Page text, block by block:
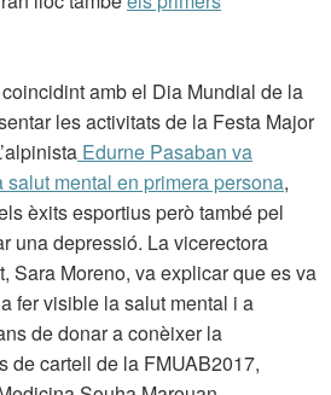
amb el Dia Mundial de la
les activitats de la Festa Major
Edurne Pasaban va
mental en primera persona,
èxits esportius però també pel
una depressió. La vicerectora
Sara Moreno, va explicar que es va
fer visible la salut mental i a
de donar a conèixer la
de cartell de la FMUAB2017,